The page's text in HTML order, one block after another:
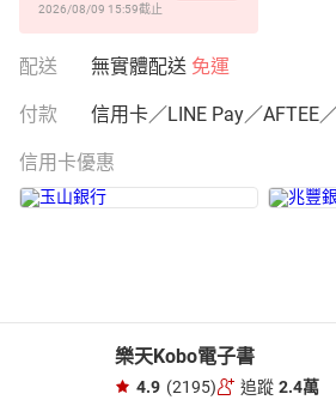
2026/08/09 15:59截止
配送 無實體配送 免運
付款 信用卡／LINE Pay／AFTEE
信用卡優惠
樂天Kobo電子書
4.9 (2195) 追蹤 2.4萬